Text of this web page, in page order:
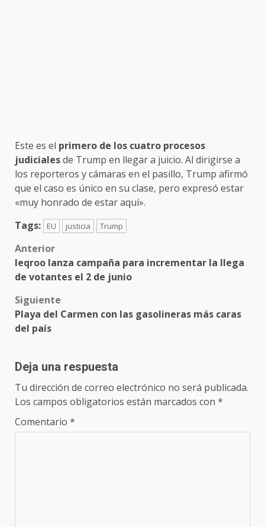
Este es el primero de los cuatro procesos
judicialesde Trump en llegar a juicio. Al dirigirse a
los reporteros y cámaras en el pasillo, Trump afirmó
que el caso es único en su clase, pero expresó estar
«muy honrado de estar aquí».
Tags:
EU justicia Trump
Post
navigation
Anterior
Ieqroo lanza campaña para incrementar la llega
de votantes el 2 de junio
Siguiente
Playa del Carmen con las gasolineras más caras
del país
Deja una respuesta
Tu dirección de correo electrónico no será publicada.
Los campos obligatorios están marcados con *
Comentario *